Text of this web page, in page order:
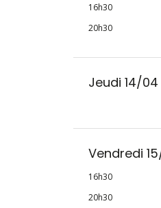
16h30
20h30
Jeudi 14/04
Vendredi
16h30
20h30